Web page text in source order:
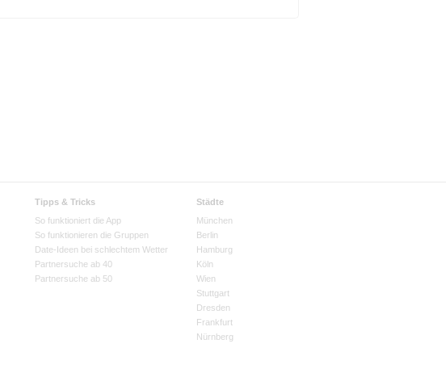
Tipps & Tricks
So funktioniert die App
So funktionieren die Gruppen
Date-Ideen bei schlechtem Wetter
Partnersuche ab 40
Partnersuche ab 50
Städte
München
Berlin
Hamburg
Köln
Wien
Stuttgart
Dresden
Frankfurt
Nürnberg